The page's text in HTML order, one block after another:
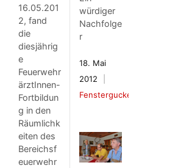
16.05.201
2, fand
die
diesjährig
e
Feuerwehr
ärztInnen-
Fortbildun
g in den
Räumlichk
eiten des
Bereichsf
euerwehr
würdiger
Nachfolge
r
18. Mai
2012
Fenstergucker